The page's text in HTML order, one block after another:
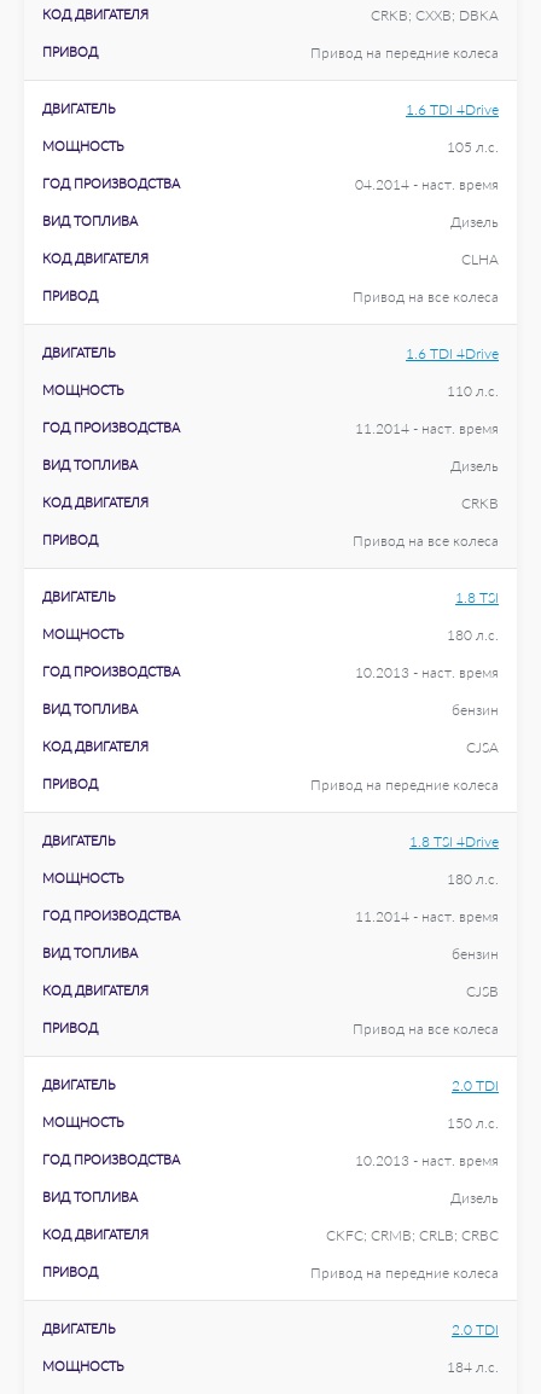
КОД ДВИГАТЕЛЯ CRKB; CXXB; DBKA
ПРИВОД Привод на передние колеса
ДВИГАТЕЛЬ 1.6 TDI 4Drive
МОЩНОСТЬ 105 л.с.
ГОД ПРОИЗВОДСТВА 04.2014 - наст. время
ВИД ТОПЛИВА Дизель
КОД ДВИГАТЕЛЯ CLHA
ПРИВОД Привод на все колеса
ДВИГАТЕЛЬ 1.6 TDI 4Drive
МОЩНОСТЬ 110 л.с.
ГОД ПРОИЗВОДСТВА 11.2014 - наст. время
ВИД ТОПЛИВА Дизель
КОД ДВИГАТЕЛЯ CRKB
ПРИВОД Привод на все колеса
ДВИГАТЕЛЬ 1.8 TSI
МОЩНОСТЬ 180 л.с.
ГОД ПРОИЗВОДСТВА 10.2013 - наст. время
ВИД ТОПЛИВА бензин
КОД ДВИГАТЕЛЯ CJSA
ПРИВОД Привод на передние колеса
ДВИГАТЕЛЬ 1.8 TSI 4Drive
МОЩНОСТЬ 180 л.с.
ГОД ПРОИЗВОДСТВА 11.2014 - наст. время
ВИД ТОПЛИВА бензин
КОД ДВИГАТЕЛЯ CJSB
ПРИВОД Привод на все колеса
ДВИГАТЕЛЬ 2.0 TDI
МОЩНОСТЬ 150 л.с.
ГОД ПРОИЗВОДСТВА 10.2013 - наст. время
ВИД ТОПЛИВА Дизель
КОД ДВИГАТЕЛЯ CKFC; CRMB; CRLB; CRBC
ПРИВОД Привод на передние колеса
ДВИГАТЕЛЬ 2.0 TDI
МОЩНОСТЬ 184 л.с.